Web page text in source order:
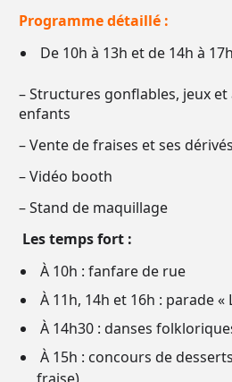
Programme détaillé :
De 10h à 13h et de 14h à
– Structures gonflables, jeux
enfants
– Vente de fraises et ses dérivés
– Vidéo booth
– Stand de maquillage
Les temps fort :
À 10h : fanfare de rue
À 11h, 14h et 16h : parade
À 14h30 : danses
À 15h : concours de